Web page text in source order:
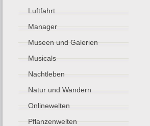
Luftfahrt
Manager
Museen und Galerien
Musicals
Nachtleben
Natur und Wandern
Onlinewelten
Pflanzenwelten